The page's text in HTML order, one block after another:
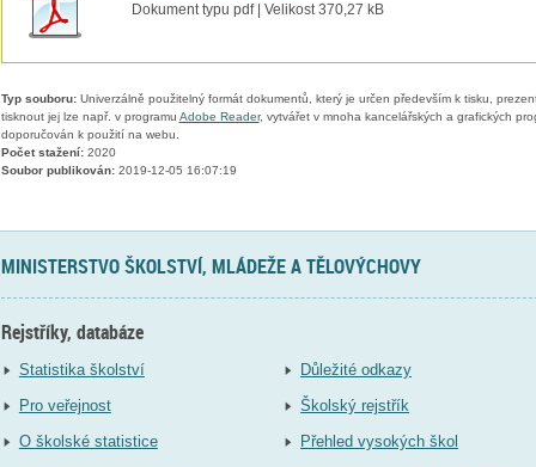
Dokument typu pdf | Velikost 370,27 kB
Typ souboru:Univerzálně použitelný formát dokumentů, který je určen především k tisku,
tisknout jej lze např. v programu Adobe Reader, vytvářet v mnoha kancelářských a grafických
doporučován k použití na webu.
Počet stažení:2020
Soubor publikován:2019-12-05 16:07:19
MINISTERSTVO ŠKOLSTVÍ, MLÁDEŽE A TĚLOVÝCHOVY
Rejstříky, databáze
Statistika školství
Pro veřejnost
O školské statistice
Důležité odkazy
Školský rejstřík
Přehled vysokých škol